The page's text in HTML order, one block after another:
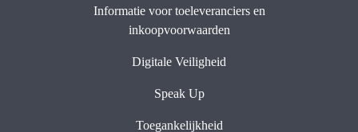
Informatie voor toeleveranciers en
inkoopvoorwaarden
Digitale Veiligheid
Speak Up
Toegankelijkheid